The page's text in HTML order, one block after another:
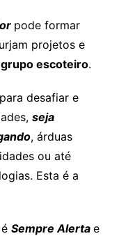
pode formar
projetos e
grupo escoteiro.
desafiar e
seja
, árduas
ou até
Esta é a
Sempre Alerta e